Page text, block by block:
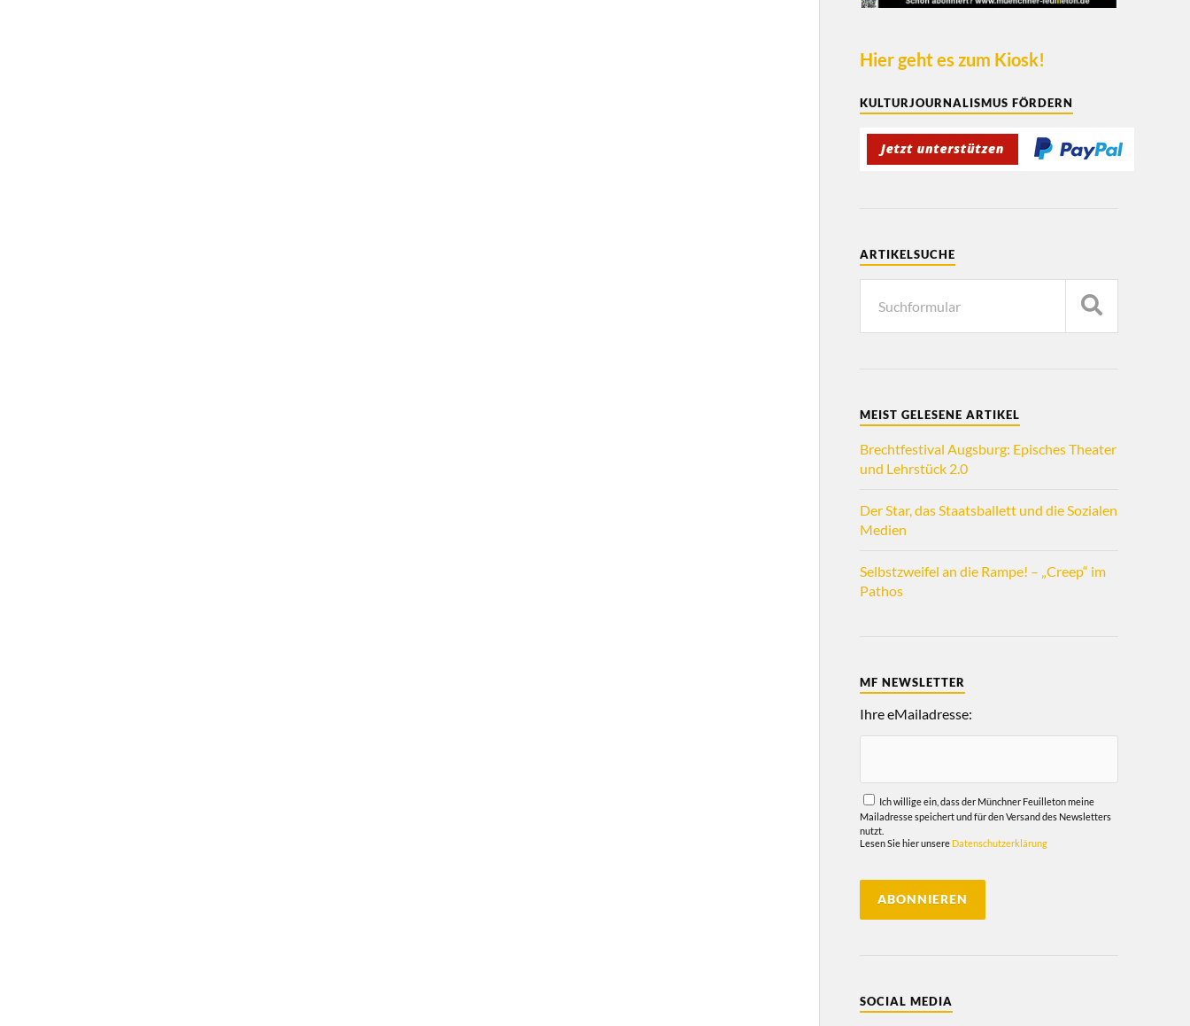
Hier geht es zum Kiosk!
KULTURJOURNALISMUS FÖRDERN
ARTIKELSUCHE
MEIST GELESENE ARTIKEL
Brechtfestival Augsburg: Episches Theater
und Lehrstück 2.0
Der Star, das Staatsballett und die Sozialen
Medien
Selbstzweifel an die Rampe! – „Creep“ im
Pathos
MF NEWSLETTER
Ihre eMailadresse:
Ich willige ein, dass der Münchner Feuilleton meine
Mailadresse speichert und für den Versand des Newsletters
nutzt.
Lesen Sie hier unsere Datenschutzerklärung
SOCIAL MEDIA